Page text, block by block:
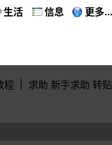
生活 信息 更多...
程 求助 新手求助 转贴